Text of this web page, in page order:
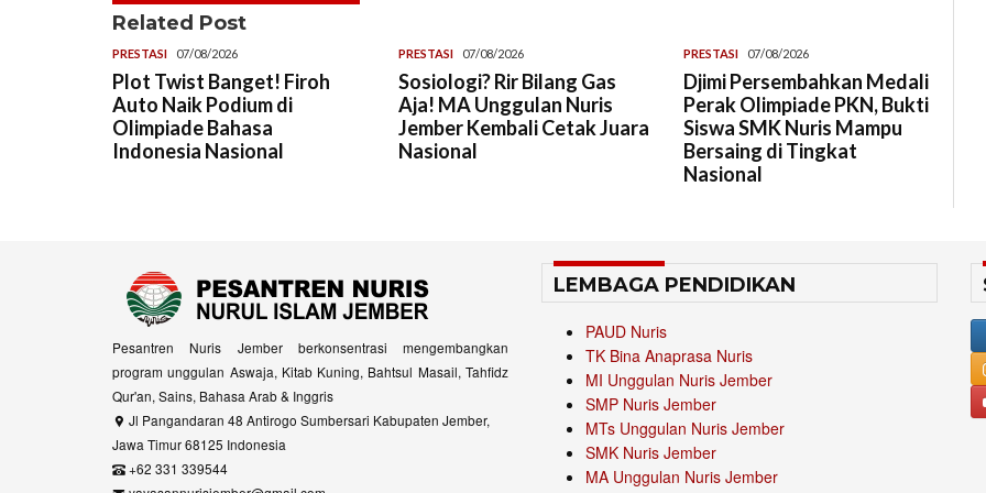
Related Post
PRESTASI 07/08/2026
Plot Twist Banget! Firoh
Auto Naik Podium di
Olimpiade Bahasa
Indonesia Nasional
PRESTASI 07/08/2026
Sosiologi? Rir Bilang Gas
Aja! MA Unggulan Nuris
Jember Kembali Cetak Juara
Nasional
PRESTASI 07/08/2026
Djimi Persembahkan Medali
Perak Olimpiade PKN, Bukti
Siswa SMK Nuris Mampu
Bersaing di Tingkat
Nasional
Pesantren Nuris Jember berkonsentrasi mengembangkan
program unggulan Aswaja, Kitab Kuning, Bahtsul Masail, Tahfidz
Qur'an, Sains, Bahasa Arab & Inggris
Jl Pangandaran 48 Antirogo Sumbersari Kabupaten Jember,
Jawa Timur 68125 Indonesia
+62 331 339544
LEMBAGA PENDIDIKAN
PAUD Nuris
TK Bina Anaprasa Nuris
MI Unggulan Nuris Jember
SMP Nuris Jember
MTs Unggulan Nuris Jember
SMK Nuris Jember
MA Unggulan Nuris Jember